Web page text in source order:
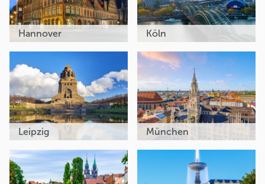
Hannover Köln
Leipzig München